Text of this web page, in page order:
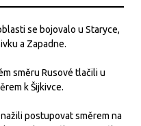
se bojovalo u Staryce,
a Zapadne.
směru Rusové tlačili u
k Šijkivce.
postupovat směrem na